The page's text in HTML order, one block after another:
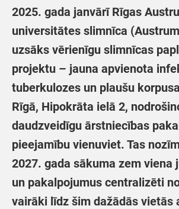
2025. gada janvārī Rīgas
universitātes slimnīca
uzsāks vērienīgu slimnīcas
projektu – jauna apvienota
tuberkulozes un plaušu
Rīgā, Hipokrāta ielā 2,
daudzveidīgu ārstniecības
pieejamību vienuviet. Tas
2027. gada sākuma zem viena
un pakalpojumus centralizēti
vairāki līdz šim dažādās vietās